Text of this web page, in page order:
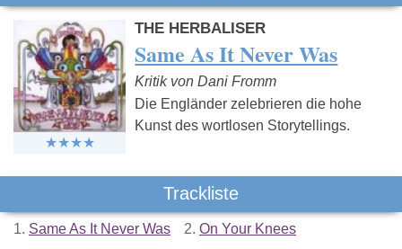
THE HERBALISER
Same As It Never Was
Kritik von Dani Fromm
Die Engländer zelebrieren die hohe
Kunst des wortlosen Storytellings.
Trackliste
1. Same As It Never Was 2. On Your Knees